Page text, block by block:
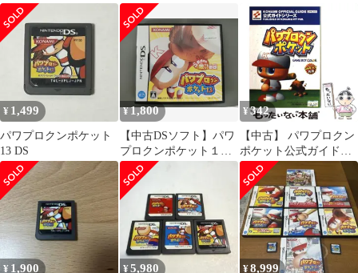
NINTENDO DS ソフト
¥ 1,499
パワプロクンポケット
13 DS
¥1,800
【中古DSソフト】パワ
プロクンポケット１３
【50-57】
¥342
【中古】 パワプロクン
ポケット公式ガイド
(KONAMI official guide
公式ガイドシリーズ) /
コナミ / コナミ
¥ 1,900 ¥5,980 ¥8,999